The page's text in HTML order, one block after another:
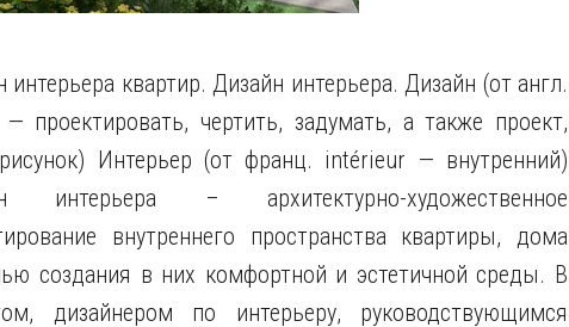
интерьера квартир. Дизайн интерьера. Дизайн (от англ.
проектировать, чертить, задумать, а также проект,
Интерьер (от франц. intérieur — внутренний)
интерьера – архитектурно-художественное
внутреннего пространства квартиры, дома
создания в них комфортной и эстетичной среды. В
дизайнером по интерьеру, руководствующимся